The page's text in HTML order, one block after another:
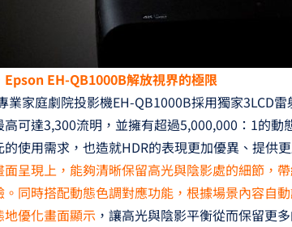
Epson EH-QB1000B解放視界的極限
業家庭劇院投影機EH-QB1000B採用獨家3LCD
高可達3,300流明，並擁有超過5,000,000：1的動
使用需求，也造就HDR的表現更加優異、提供
面呈現上，能夠清晰保留高光與陰影處的細節，
同時搭配動態色調對應功能，根據場景內容自
優化畫面顯示 ，讓高光與陰影平衡從而保留更